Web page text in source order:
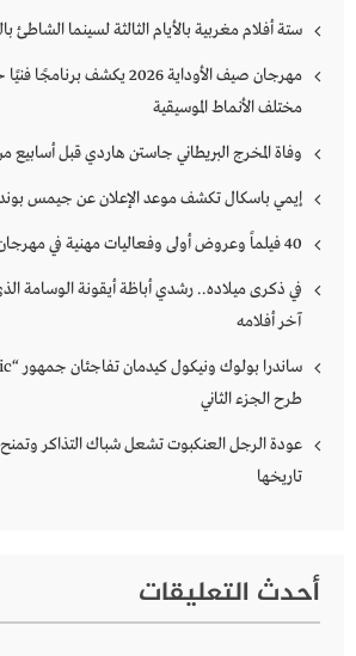
ستة أفلام مغربية بالأيام الثالثة لسينما الشاطئ
مهرجان صيف الأوداية 2026 يكشف
مختلف الأنماط الموسيقية
وفاة المخرج البريطاني جاستن هاردي قبل
إيمي باسكال تكشف موعد الإعلان عن جيمس
40 فيلماً وعروض أولى وفعاليات مهنية في مهرجان نافذة على أوروبا
في ذكرى ميلاده.. رشدي أباظة أيقونة الوسامة
آخر أفلامه
طرح الجزء الثاني
عودة الرجل العنكبوت تشعل شباك التذاكر وتمنح
تاريخها
أحدث التعليقات